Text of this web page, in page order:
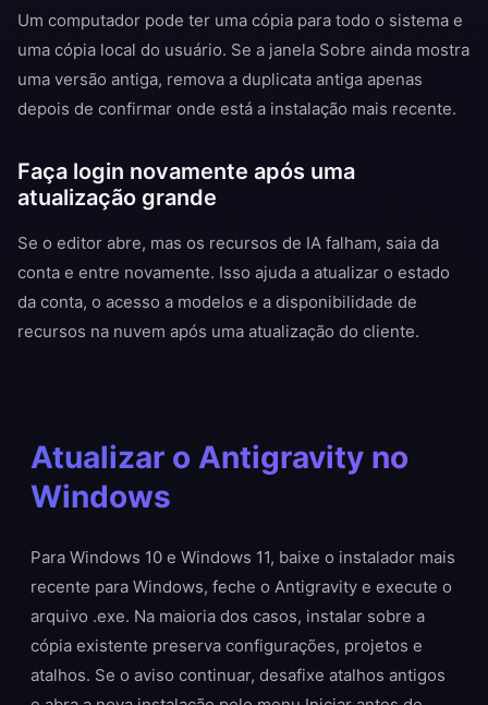
Um computador pode ter uma cópia para todo o sistema e
uma cópia local do usuário. Se a janela Sobre ainda mostra
uma versão antiga, remova a duplicata antiga apenas
depois de confirmar onde está a instalação mais recente.
Faça login novamente após uma
atualização grande
Se o editor abre, mas os recursos de IA falham, saia da
conta e entre novamente. Isso ajuda a atualizar o estado
da conta, o acesso a modelos e a disponibilidade de
recursos na nuvem após uma atualização do cliente.
Atualizar o Antigravity no
Windows
Para Windows 10 e Windows 11, baixe o instalador mais
recente para Windows, feche o Antigravity e execute o
arquivo .exe. Na maioria dos casos, instalar sobre a
cópia existente preserva configurações, projetos e
atalhos. Se o aviso continuar, desafixe atalhos antigos